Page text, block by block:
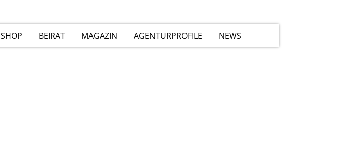
BEIRAT MAGAZIN
SHOP AGENTURPROFILE NEWS